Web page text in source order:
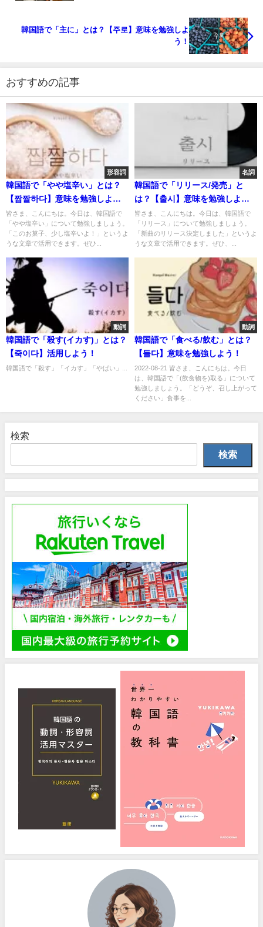
韓国語で「主に」とは？【주로】意味を勉強しよ
う！
おすすめの記事
形容詞
韓国語で「やや塩辛い」とは？
【짭짤하다】意味を勉強しよ
う！
皆さま、こんにちは。今日は、韓国語で
「やや塩辛い」について勉強しましょう。
「このお菓子、少し塩辛いよ！」というよ
うな文章で活用できます。ぜひ...
名詞
韓国語で「リリース/発売」と
は？【출시】意味を勉強しよ
う！
皆さま、こんにちは。今日は、韓国語で
「リリース」について勉強しましょう。
「新曲のリリース決定しました」というよ
うな文章で活用できます。ぜひ、...
動詞
韓国語で「殺す(イカす)」とは？
【죽이다】活用しよう！
韓国語で「殺す」「イカす」「やばい」...
動詞
韓国語で「食べる/飲む」とは？
【들다】意味を勉強しよう！
2022-08-21 皆さま、こんにちは。今日
は、韓国語で「(飲食物を)取る」について
勉強しましょう。「どうぞ、召し上がって
ください」食事を...
検索
検索